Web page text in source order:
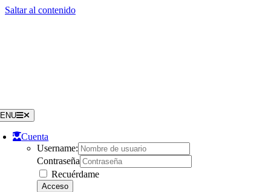
Saltar al contenido
Cuenta
Username:
Contraseña
Recuérdame